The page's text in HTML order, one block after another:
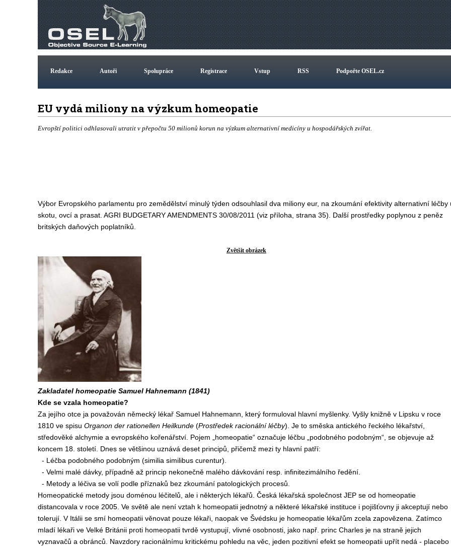
Redakce Autoři Spolupráce Registrace Vstup RSS Podpořte OSEL.cz
EU vydá miliony na výzkum homeopatie
Evropští politici odhlasovali utratit v přepočtu 50 milionů korun na výzkum alternativní medicíny u hospodářských zvířat.
Výbor Evropského parlamentu pro zemědělství minulý týden odsouhlasil dva miliony eur, na zkoumání efektivity alternativní léčby
skotu, ovcí a prasat. AGRI BUDGETARY AMENDMENTS 30/08/2011 (viz příloha, strana 35). Další prostředky poplynou z peněz
britských daňových poplatníků.
Zvětšit obrázek
Zakladatel homeopatie Samuel Hahnemann (1841)
Kde se vzala homeopatie?
Za jejího otce ja považován německý lékař Samuel Hahnemann, který formuloval hlavní myšlenky. Vyšly knižně v Lipsku v roce
1810 ve spisu Organon der rationellen Heilkunde (Prostředek racionální léčby). Je to směska antického řeckého lékařství,
středověké alchymie a evropského kořenářství. Pojem „homeopatie“ označuje léčbu „podobného podobným“, se objevuje až
koncem 18. století. Dnes se většinou uznává deset principů, přičemž mezi ty hlavní patří:
- Léčba podobného podobným (similia similibus curentur).
- Velmi malé dávky, případně až princip nekonečně malého dávkování resp. infinitezimálního ředění.
- Metody a léčiva se volí podle příznaků bez zkoumání patologických procesů.
Homeopatické metody jsou doménou léčitelů, ale i některých lékařů. Česká lékařská společnost JEP se od homeopatie
distancovala v roce 2005. Ve světě ale není vztah k homeopatii jednotný a některé lékařské instituce i pojišťovny ji akceptují nebo
tolerují. V Itálii se smí homeopatii věnovat pouze lékaři, naopak ve Švédsku je homeopatie lékařům zcela zapovězena. Zatímco
mladí lékaři ve Velké Británii proti homeopatii tvrdě vystupují, vlivné osobnosti, jako např. princ Charles je na straně jejich
vyznavačů a obránců. Navzdory racionálnímu kritickému pohledu na věc, jeden pozitivní efekt se homeopatii upřít nedá - placebo